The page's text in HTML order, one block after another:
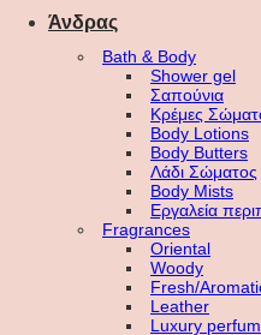
Άνδρας
Bath & Body
Shower gel
Σαπούνια
Κρέμες
Body Lotions
Body Butters
Λάδι Σώματος
Body Mists
Εργαλεία
Fragrances
Oriental
Woody
Fresh/
Leather
Luxury